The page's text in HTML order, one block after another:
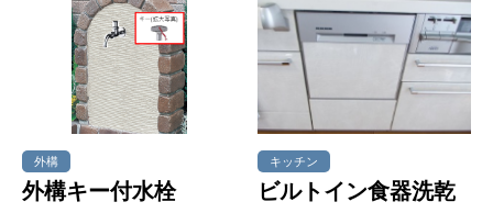
外構
外構キー付水栓
キッチン
ビルトイン食器洗乾